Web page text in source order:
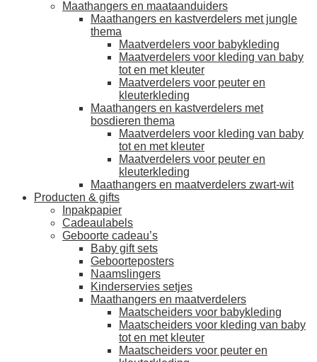
Maathangers en maataanduiders
Maathangers en kastverdelers met jungle
thema
Maatverdelers voor babykleding
Maatverdelers voor kleding van baby
tot en met kleuter
Maatverdelers voor peuter en
kleuterkleding
Maathangers en kastverdelers met
bosdieren thema
Maatverdelers voor kleding van baby
tot en met kleuter
Maatverdelers voor peuter en
kleuterkleding
Maathangers en maatverdelers zwart-wit
Producten & gifts
Inpakpapier
Cadeaulabels
Geboorte cadeau’s
Baby gift sets
Geboorteposters
Naamslingers
Kinderservies setjes
Maathangers en maatverdelers
Maatscheiders voor babykleding
Maatscheiders voor kleding van baby
tot en met kleuter
Maatscheiders voor peuter en